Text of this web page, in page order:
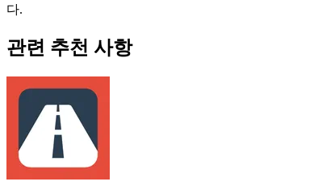
다.
관련 추천 사항